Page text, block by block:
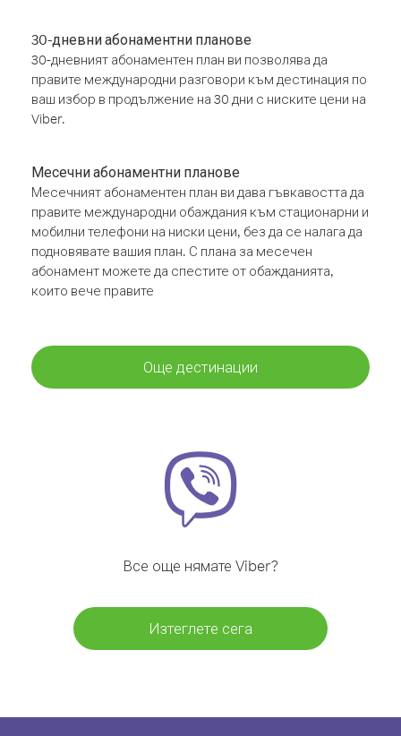
30-дневни абонаментни планове
30-дневният абонаментен план ви позволява да
правите международни разговори към дестинация по
ваш избор в продължение на 30 дни с ниските цени на
Viber.
Месечни абонаментни планове
Месечният абонаментен план ви дава гъвкавостта да
правите международни обаждания към стационарни и
мобилни телефони на ниски цени, без да се налага да
подновявате вашия план. С плана за месечен
абонамент можете да спестите от обажданията,
които вече правите
Още дестинации
Все още нямате Viber?
Изтеглете сега